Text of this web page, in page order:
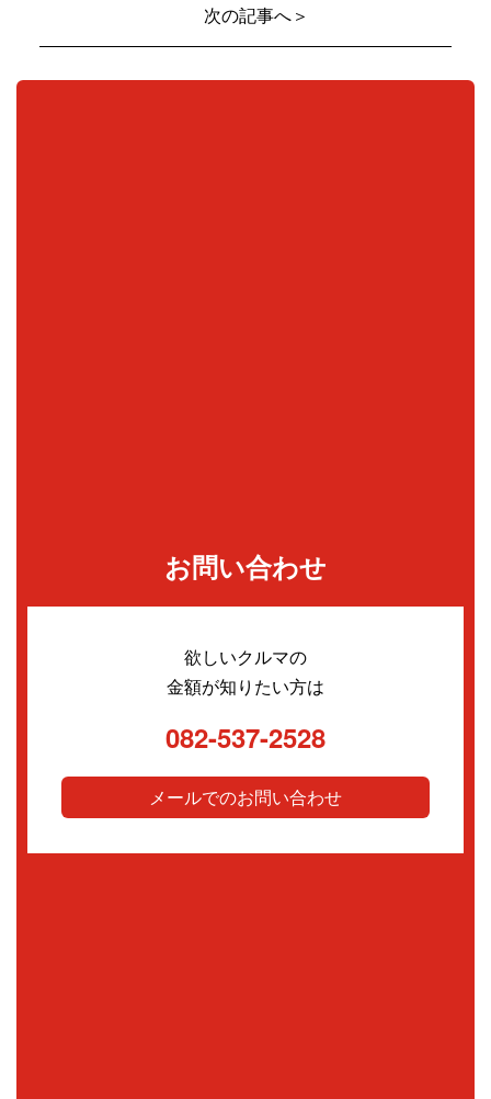
次の記事へ＞
お問い合わせ
欲しいクルマの
金額が知りたい方は
082-537-2528
メールでのお問い合わせ